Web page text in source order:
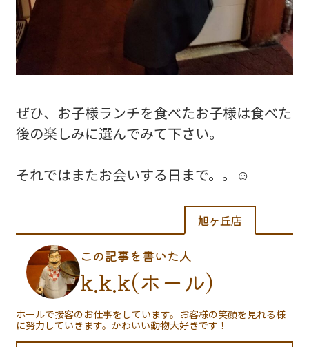
ぜひ、お子様ランチを食べたお子様は食べた
後の楽しみに選んでみて下さい。
それではまたお会いする日まで。。☺️
旭ヶ丘店
この記事を書いた人
k.k.k(ホール)
ホールで接客のお仕事をしています。お客様の笑顔を見れる様
に努力していきます。かわいい動物大好きです！